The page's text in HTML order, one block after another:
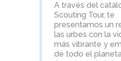
A través del
Scouting Tour, te
presentamos un
las urbes con la
más vibrante y
de todo el